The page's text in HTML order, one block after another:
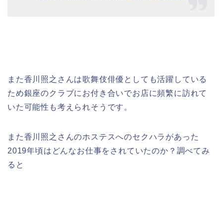
また香川照之さんは歌舞伎俳優としても活躍している
ため銀座のクラブにお付き合いでお店に頻繁に訪れて
いた可能性も考えられそうです。
また香川照之さんのホステスへのセクハラがあった
2019年頃はどんなお仕事をされていたのか？調べてみ
ると